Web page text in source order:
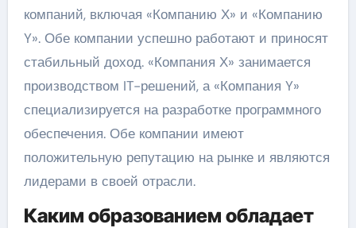
компаний, включая «Компанию Х» и «Компанию
Y». Обе компании успешно работают и приносят
стабильный доход. «Компания Х» занимается
производством IT-решений, а «Компания Y»
специализируется на разработке программного
обеспечения. Обе компании имеют
положительную репутацию на рынке и являются
лидерами в своей отрасли.
Каким образованием обладает